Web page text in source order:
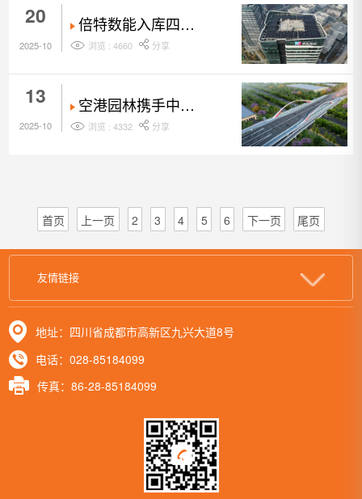
20
2025-10
倍特数能入库四川
省科技型中小企业
浏览 : 4660 分享
13
2025-10
空港园林携手中铁
二十三局承建天健
浏览 : 4332 分享
首页 上一页 2 3 4 5 6 下一页 尾页
友情链接
地址：四川省成都市高新区九兴大道8号
电话：028-85184099
传真：86-28-85184099